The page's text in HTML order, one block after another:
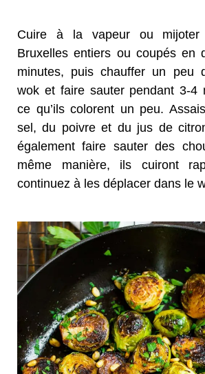
Cuire à la vapeur ou
Bruxelles entiers ou coupés en
minutes, puis chauffer un peu
wok et faire sauter pendant 3-4
ce qu’ils colorent un peu.
sel, du poivre et du jus de
également faire sauter des
même manière, ils cuiront
continuez à les déplacer dans le